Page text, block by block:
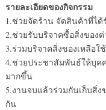
รายละเอียดของกิจกรรม
1.ช่วยจัดร้าน จัดสินค้าที่ได้
2.ช่วยรับบริจาคซื้อสิ่งของ
3.ร่วมบริจาคสิ่งของเหลือใ
4.ช่วยประชาสัมพันธ์ให้บุค
มากขึ้น
5.งานจบแล้วร่วมกันเก็บสิ่
กัน